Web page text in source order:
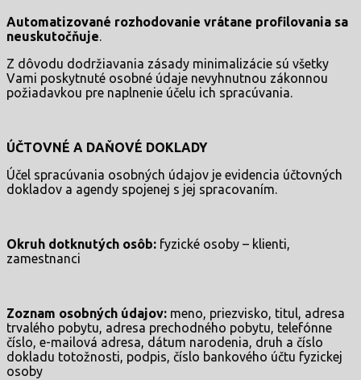
Automatizované rozhodovanie vrátane profilovania sa
neuskutočňuje.
Z dôvodu dodržiavania zásady minimalizácie sú všetky
Vami poskytnuté osobné údaje nevyhnutnou zákonnou
požiadavkou pre naplnenie účelu ich spracúvania.
ÚČTOVNÉ A DAŇOVÉ DOKLADY
Účel spracúvania osobných údajov je evidencia účtovných
dokladov a agendy spojenej s jej spracovaním.
Okruh dotknutých osôb: fyzické osoby – klienti,
zamestnanci
Zoznam osobných údajov: meno, priezvisko, titul, adresa
trvalého pobytu, adresa prechodného pobytu, telefónne
číslo, e-mailová adresa, dátum narodenia, druh a číslo
dokladu totožnosti, podpis, číslo bankového účtu fyzickej
osoby